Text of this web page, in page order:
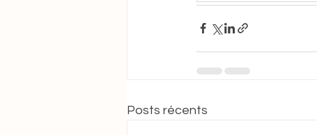
Posts récents